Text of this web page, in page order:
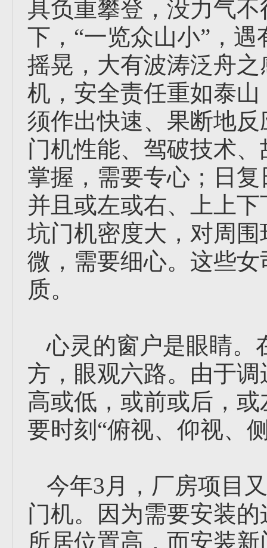
具负重攀登，没力气
下，“一览众山小”，
摇晃，大有波涛泛舟
机，安全责任重如泰
须作出快速、果断地
门机性能、驾破技术
掌握，需要专心；日
并且或左或右、上上
坑门机密度大，对周
微，需要细心。这些
质。
心灵的窗户是眼睛。
方，眼观六路。由于
高或低，或前或后，
要时刻“俯视、仰视、
今年3月，厂房项目
门机。因为需要安装
所居位置高，而安装